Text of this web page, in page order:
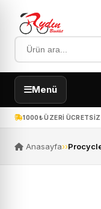
Menü
1000₺ ÜZERI
Anasayfa››